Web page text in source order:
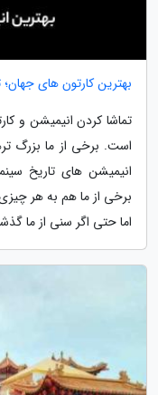
بهترین کارتون های
تماشا کردن انیمیشن و
است. برخی از ما بزرگ
انیمیشن های تاریخ
برخی از ما هم به هر
اما حتی اگر سنی از ما